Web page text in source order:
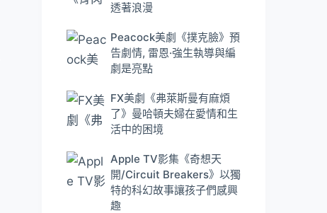
透著浪漫
Peacock美劇《撲克臉》預
告劇情, 雷恩·強生執導與編
劇是亮點
FX美劇《弗萊斯曼有麻煩
了》曼哈頓夫婦在愛情和生
活中的困境
Apple TV影集《奇想天
開/Circuit Breakers》以獨
特的科幻故事讓孩子們感興
趣